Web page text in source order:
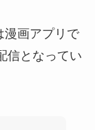
漫画アプリで
信となってい